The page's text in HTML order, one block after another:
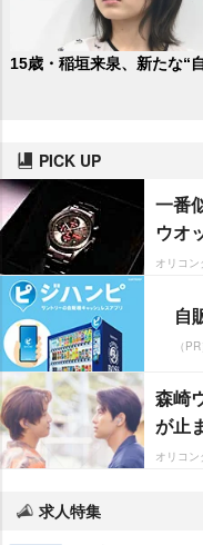
15歳・稲垣来泉、新たな“
PICK UP
一番
ウオ
オリコ
自
（
森崎
が止
オリコ
求人特集